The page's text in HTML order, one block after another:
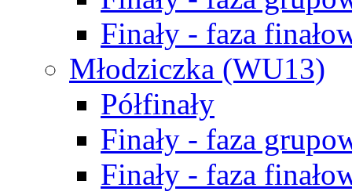
Finały - faza
Młodziczka (WU13)
Półfinały
Finały - faza
Finały - faza